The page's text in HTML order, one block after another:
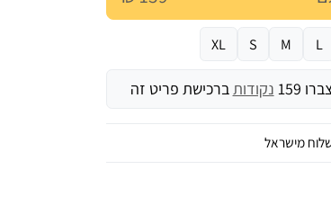
L
M
S
XL
159 נקודותברכישת פריט זה
מישראל